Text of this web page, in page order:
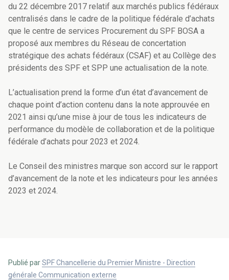
du 22 décembre 2017 relatif aux marchés publics fédéraux
centralisés dans le cadre de la politique fédérale d’achats
que le centre de services Procurement du SPF BOSA a
proposé aux membres du Réseau de concertation
stratégique des achats fédéraux (CSAF) et au Collège des
présidents des SPF et SPP une actualisation de la note.
L’actualisation prend la forme d’un état d’avancement de
chaque point d’action contenu dans la note approuvée en
2021 ainsi qu’une mise à jour de tous les indicateurs de
performance du modèle de collaboration et de la politique
fédérale d’achats pour 2023 et 2024.
Le Conseil des ministres marque son accord sur le rapport
d’avancement de la note et les indicateurs pour les années
2023 et 2024.
Publié parSPF Chancellerie du Premier Ministre - Direction
générale Communication externe